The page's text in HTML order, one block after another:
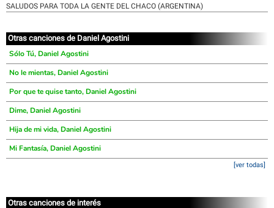
SALUDOS PARA TODA LA GENTE DEL CHACO (ARGENTINA)
Otras canciones de Daniel Agostini
Sólo Tú, Daniel Agostini
No le mientas, Daniel Agostini
Por que te quise tanto, Daniel Agostini
Dime, Daniel Agostini
Hija de mi vida, Daniel Agostini
Mi Fantasía, Daniel Agostini
[ver todas]
Otras canciones de interés